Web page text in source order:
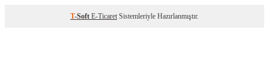
T-Soft E-Ticaret Sistemleriyle Hazırlanmıştır.